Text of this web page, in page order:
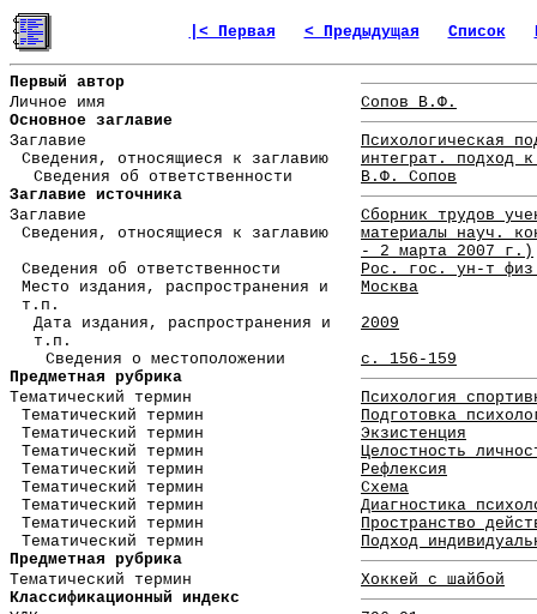
|< Первая < Предыдущая Список
Первый автор
Личное имя
Сопов В.Ф.
Основное заглавие
Заглавие
Психологическая
Сведения, относящиеся к заглавию
интеграт. подход
Сведения об ответственности
В.Ф. Сопов
Заглавие источника
Заглавие
Сборник трудов
Сведения, относящиеся к заглавию
материалы науч.
- 2 марта 2007 г.)
Сведения об ответственности
Рос. гос. ун-т
Место издания, распространения и
т.п.
Москва
Дата издания, распространения и
т.п.
2009
Сведения о местоположении
с. 156-159
Предметная рубрика
Тематический термин
Психология
Тематический термин
Подготовка
Тематический термин
Экзистенция
Тематический термин
Целостность
Тематический термин
Рефлексия
Тематический термин
Схема
Тематический термин
Диагностика
Тематический термин
Пространство
Тематический термин
Подход
Предметная рубрика
Тематический термин
Хоккей с шайбой
Классификационный индекс